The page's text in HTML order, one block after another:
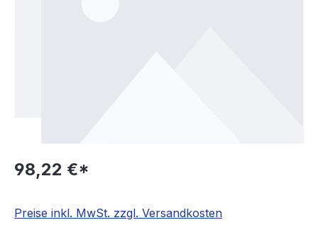
98,22 €*
Preise inkl. MwSt. zzgl. Versandkosten